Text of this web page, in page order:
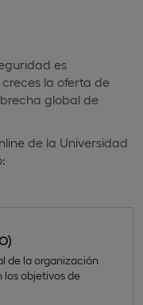
es
la oferta de
global de
de la Universidad
de la organización
objetivos de